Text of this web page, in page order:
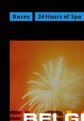
Races 24 Hours of Spa